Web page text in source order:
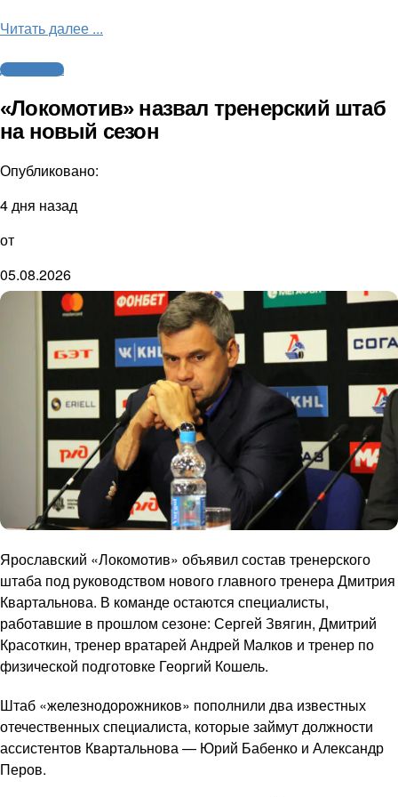
Читать далее ...
Другие виды
«Локомотив» назвал тренерский штаб
на новый сезон
Опубликовано:
4 дня назад
от
05.08.2026
Ярославский «Локомотив» объявил состав тренерского
штаба под руководством нового главного тренера Дмитрия
Квартальнова. В команде остаются специалисты,
работавшие в прошлом сезоне: Сергей Звягин, Дмитрий
Красоткин, тренер вратарей Андрей Малков и тренер по
физической подготовке Георгий Кошель.
Штаб «железнодорожников» пополнили два известных
отечественных специалиста, которые займут должности
ассистентов Квартальнова — Юрий Бабенко и Александр
Перов.